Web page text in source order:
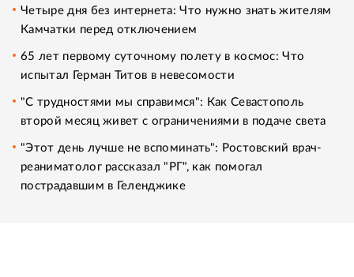
Четыре дня без интернета: Что нужно знать жителям
Камчатки перед отключением
65 лет первому суточному полету в космос: Что
испытал Герман Титов в невесомости
"С трудностями мы справимся": Как Севастополь
второй месяц живет с ограничениями в подаче света
"Этот день лучше не вспоминать": Ростовский врач-
реаниматолог рассказал "РГ", как помогал
пострадавшим в Геленджике